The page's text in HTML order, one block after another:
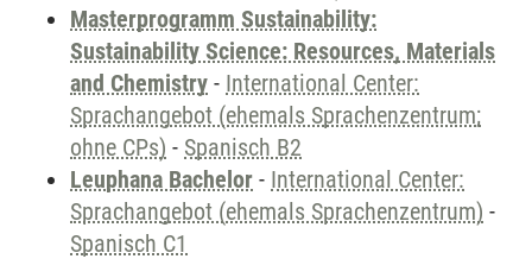
Masterprogramm Sustainability:
Sustainability Science: Resources, Materials
and Chemistry - International Center:
Sprachangebot (ehemals Sprachenzentrum;
ohne CPs) - Spanisch B2
Leuphana Bachelor - International Center:
Sprachangebot (ehemals Sprachenzentrum) -
Spanisch C1